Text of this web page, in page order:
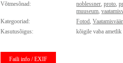
Võtmesõnad:
noblessner,proto,
muuseum,
Kategooriad:
Fotod,
Kasutusõigus:
kõigile vaba
Faili info / EXIF